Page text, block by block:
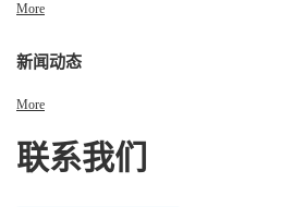
More
新闻动态
More
联系我们